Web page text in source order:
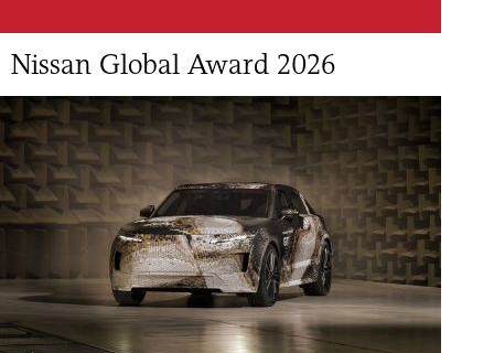
Νissan Global Award 2026